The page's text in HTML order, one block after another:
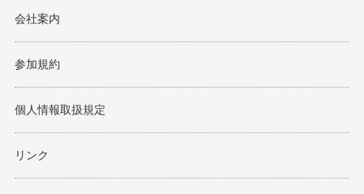
会社案内
参加規約
個人情報取扱規定
リンク